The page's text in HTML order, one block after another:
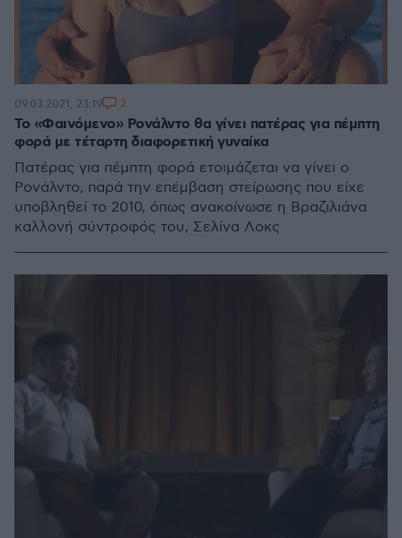
Το «Φαινόμενο» Ρονάλντο θα γίνει πατέρας για πέμπτη
φορά με τέταρτη διαφορετική γυναίκα
Πατέρας για πέμπτη φορά ετοιμάζεται να γίνει ο
Ρονάλντο, παρά την επέμβαση στείρωσης που είχε
υποβληθεί το 2010, όπως ανακοίνωσε η Βραζιλιάνα
καλλονή σύντροφός του, Σελίνα Λοκς
09.03.2021, 23:19 2